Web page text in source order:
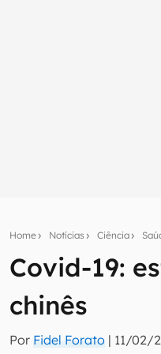
Home Notícias Ciência
Covid-19:
chinês
Por Fidel Forato | 11/02/
Assine a